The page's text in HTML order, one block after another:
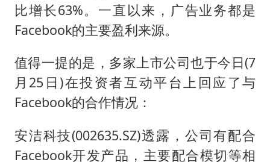
比增长63%。一直以来，广告业务都是
Facebook的主要盈利来源。
值得一提的是，多家上市公司也于今日(7
月25日)在投资者互动平台上回应了与
Facebook的合作情况：
安洁科技(002635.SZ)透露，公司有配合
Facebook开发产品，主要配合模切等相